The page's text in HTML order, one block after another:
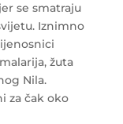
se smatraju
Iznimno
žuta
Nila.
za čak oko